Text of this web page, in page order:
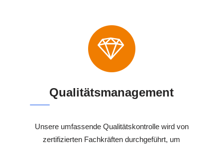
Qualitätsmanagement
Unsere umfassende Qualitätskontrolle wird von
zertifizierten Fachkräften durchgeführt, um